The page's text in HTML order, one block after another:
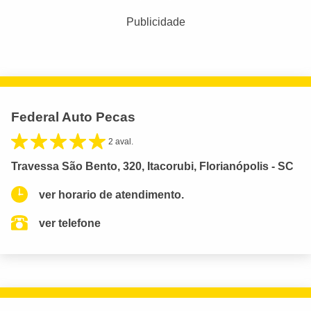
Publicidade
Federal Auto Pecas
2 aval.
Travessa São Bento, 320, Itacorubi, Florianópolis - SC
ver horario de atendimento.
ver telefone